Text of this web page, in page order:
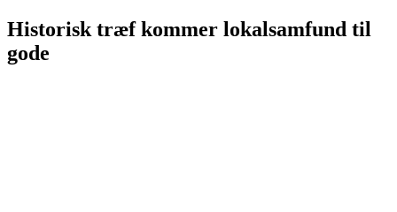
Historisk træf kommer lokalsamfund til
gode